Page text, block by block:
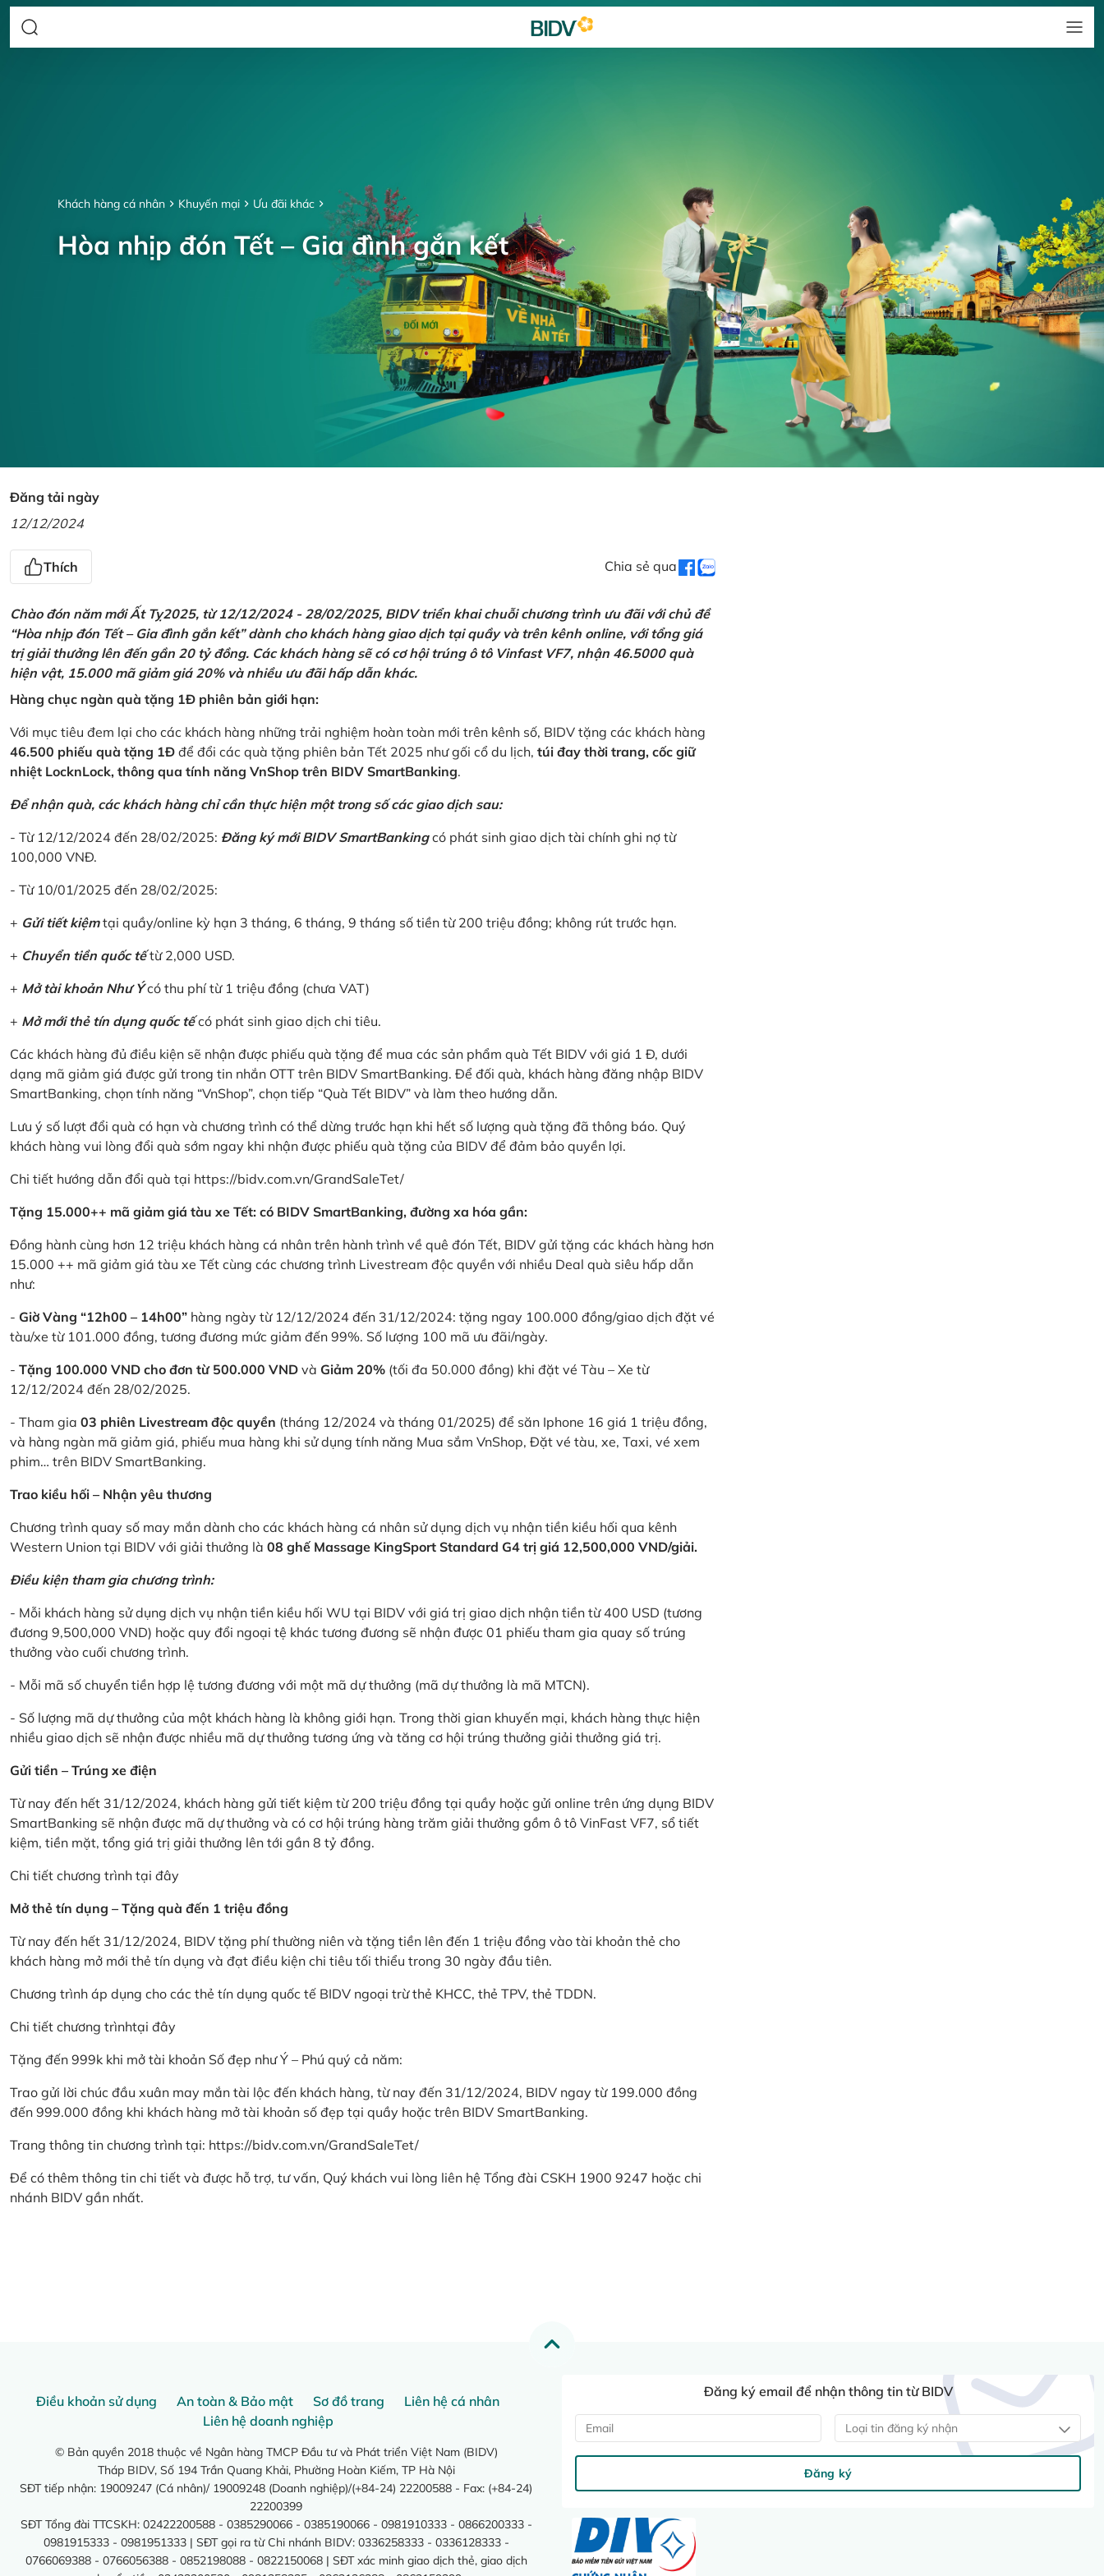
Khách hàng cá nhân Khuyến mại Ưu đãi khác
Hòa nhịp đón Tết – Gia đình gắn kết
Đăng tải ngày
12/12/2024
Thích Chia sẻ qua
Chào đón năm mới Ất Tỵ2025, từ 12/12/2024 - 28/02/2025, BIDV triển khai chuỗi chương trình ưu đãi với chủ đề
“Hòa nhịp đón Tết – Gia đình gắn kết” dành cho khách hàng giao dịch tại quầy và trên kênh online, với tổng giá
trị giải thưởng lên đến gần 20 tỷ đồng. Các khách hàng sẽ có cơ hội trúng ô tô Vinfast VF7, nhận 46.5000 quà
hiện vật, 15.000 mã giảm giá 20% và nhiều ưu đãi hấp dẫn khác.
Hàng chục ngàn quà tặng 1Đ phiên bản giới hạn:
Với mục tiêu đem lại cho các khách hàng những trải nghiệm hoàn toàn mới trên kênh số, BIDV tặng các khách hàng
46.500 phiếu quà tặng 1Đ để đổi các quà tặng phiên bản Tết 2025 như gối cổ du lịch, túi đay thời trang, cốc giữ
nhiệt LocknLock, thông qua tính năng VnShop trên BIDV SmartBanking.
Để nhận quà, các khách hàng chỉ cần thực hiện một trong số các giao dịch sau:
- Từ 12/12/2024 đến 28/02/2025: Đăng ký mới BIDV SmartBankingcó phát sinh giao dịch tài chính ghi nợ từ
100,000 VNĐ.
- Từ 10/01/2025 đến 28/02/2025:
+ Gửi tiết kiệmtại quầy/online kỳ hạn 3 tháng, 6 tháng, 9 tháng số tiền từ 200 triệu đồng; không rút trước hạn.
+ Chuyển tiền quốc tếtừ 2,000 USD.
+ Mở tài khoản Như Ýcó thu phí từ 1 triệu đồng (chưa VAT)
+ Mở mới thẻ tín dụng quốc tếcó phát sinh giao dịch chi tiêu.
Các khách hàng đủ điều kiện sẽ nhận được phiếu quà tặng để mua các sản phẩm quà Tết BIDV với giá 1 Đ, dưới
dạng mã giảm giá được gửi trong tin nhắn OTT trên BIDV SmartBanking. Để đối quà, khách hàng đăng nhập BIDV
SmartBanking, chọn tính năng “VnShop”, chọn tiếp “Quà Tết BIDV” và làm theo hướng dẫn.
Lưu ý số lượt đổi quà có hạn và chương trình có thể dừng trước hạn khi hết số lượng quà tặng đã thông báo. Quý
khách hàng vui lòng đổi quà sớm ngay khi nhận được phiếu quà tặng của BIDV để đảm bảo quyền lợi.
Chi tiết hướng dẫn đổi quà tại https://bidv.com.vn/GrandSaleTet/
Tặng 15.000++ mã giảm giá tàu xe Tết: có BIDV SmartBanking, đường xa hóa gần:
Đồng hành cùng hơn 12 triệu khách hàng cá nhân trên hành trình về quê đón Tết, BIDV gửi tặng các khách hàng hơn
15.000 ++ mã giảm giá tàu xe Tết cùng các chương trình Livestream độc quyền với nhiều Deal quà siêu hấp dẫn
như:
- Giờ Vàng “12h00 – 14h00” hàng ngày từ 12/12/2024 đến 31/12/2024: tặng ngay 100.000 đồng/giao dịch đặt vé
tàu/xe từ 101.000 đồng, tương đương mức giảm đến 99%. Số lượng 100 mã ưu đãi/ngày.
- Tặng 100.000 VND cho đơn từ 500.000 VND và Giảm 20% (tối đa 50.000 đồng) khi đặt vé Tàu – Xe từ
12/12/2024 đến 28/02/2025.
- Tham gia 03 phiên Livestream độc quyền (tháng 12/2024 và tháng 01/2025) để săn Iphone 16 giá 1 triệu đồng,
và hàng ngàn mã giảm giá, phiếu mua hàng khi sử dụng tính năng Mua sắm VnShop, Đặt vé tàu, xe, Taxi, vé xem
phim… trên BIDV SmartBanking.
Trao kiều hối – Nhận yêu thương
Chương trình quay số may mắn dành cho các khách hàng cá nhân sử dụng dịch vụ nhận tiền kiều hối qua kênh
Western Union tại BIDV với giải thưởng là 08 ghế Massage KingSport Standard G4 trị giá 12,500,000 VND/giải.
Điều kiện tham gia chương trình:
- Mỗi khách hàng sử dụng dịch vụ nhận tiền kiều hối WU tại BIDV với giá trị giao dịch nhận tiền từ 400 USD (tương
đương 9,500,000 VND) hoặc quy đổi ngoại tệ khác tương đương sẽ nhận được 01 phiếu tham gia quay số trúng
thưởng vào cuối chương trình.
- Mỗi mã số chuyển tiền hợp lệ tương đương với một mã dự thưởng (mã dự thưởng là mã MTCN).
- Số lượng mã dự thưởng của một khách hàng là không giới hạn. Trong thời gian khuyến mại, khách hàng thực hiện
nhiều giao dịch sẽ nhận được nhiều mã dự thưởng tương ứng và tăng cơ hội trúng thưởng giải thưởng giá trị.
Gửi tiền – Trúng xe điện
Từ nay đến hết 31/12/2024, khách hàng gửi tiết kiệm từ 200 triệu đồng tại quầy hoặc gửi online trên ứng dụng BIDV
SmartBanking sẽ nhận được mã dự thưởng và có cơ hội trúng hàng trăm giải thưởng gồm ô tô VinFast VF7, sổ tiết
kiệm, tiền mặt, tổng giá trị giải thưởng lên tới gần 8 tỷ đồng.
Chi tiết chương trình tại đây
Mở thẻ tín dụng – Tặng quà đến 1 triệu đồng
Từ nay đến hết 31/12/2024, BIDV tặng phí thường niên và tặng tiền lên đến 1 triệu đồng vào tài khoản thẻ cho
khách hàng mở mới thẻ tín dụng và đạt điều kiện chi tiêu tối thiểu trong 30 ngày đầu tiên.
Chương trình áp dụng cho các thẻ tín dụng quốc tế BIDV ngoại trừ thẻ KHCC, thẻ TPV, thẻ TDDN.
Chi tiết chương trìnhtại đây
Tặng đến 999k khi mở tài khoản Số đẹp như Ý – Phú quý cả năm:
Trao gửi lời chúc đầu xuân may mắn tài lộc đến khách hàng, từ nay đến 31/12/2024, BIDV ngay từ 199.000 đồng
đến 999.000 đồng khi khách hàng mở tài khoản số đẹp tại quầy hoặc trên BIDV SmartBanking.
Trang thông tin chương trình tại: https://bidv.com.vn/GrandSaleTet/
Để có thêm thông tin chi tiết và được hỗ trợ, tư vấn, Quý khách vui lòng liên hệ Tổng đài CSKH 1900 9247 hoặc chi
nhánh BIDV gần nhất.
Điều khoản sử dụng An toàn & Bảo mật Sơ đồ trang
Liên hệ cá nhân
Liên hệ doanh nghiệp
© Bản quyền 2018 thuộc về Ngân hàng TMCP Đầu tư và Phát triển Việt Nam (BIDV)
Tháp BIDV, Số 194 Trần Quang Khải, Phường Hoàn Kiếm, TP Hà Nội
SĐT tiếp nhận: 19009247 (Cá nhân)/ 19009248 (Doanh nghiệp)/(+84-24) 22200588 - Fax: (+84-24)
22200399
SĐT Tổng đài TTCSKH: 02422200588 - 0385290066 - 0385190066 - 0981910333 - 0866200333 -
0981915333 - 0981951333 | SĐT gọi ra từ Chi nhánh BIDV: 0336258333 - 0336128333 -
0766069388 - 0766056388 - 0852198088 - 0822150068 | SĐT xác minh giao dịch thẻ, giao dịch
Đăng ký email để nhận thông tin từ BIDV
Loại tin đăng ký nhận
Đăng ký